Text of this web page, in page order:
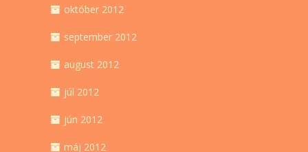
október 2012
september 2012
august 2012
júl 2012
jún 2012
máj 2012